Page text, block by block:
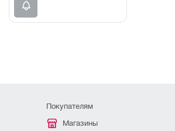
Покупателям
Магазины